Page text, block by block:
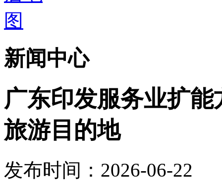
新闻中心
广东印发服务业扩
旅游目的地
发布时间：2026-06-22